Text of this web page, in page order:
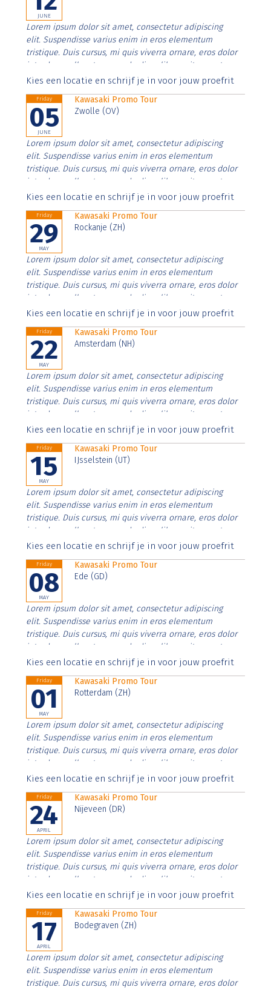
JUNE
Lorem ipsum dolor sit amet, consectetur adipiscing
elit. Suspendisse varius enim in eros elementum
tristique. Duis cursus, mi quis viverra ornare, eros dolor
interdum nulla, ut commodo diam libero vitae erat.
Aenean faucibus nibh et justo cursus id rutrum lorem
Kies een locatie en schrijf je in voor jouw proefrit
Friday
05
JUNE
Kawasaki Promo Tour
Zwolle (OV)
Lorem ipsum dolor sit amet, consectetur adipiscing
elit. Suspendisse varius enim in eros elementum
tristique. Duis cursus, mi quis viverra ornare, eros dolor
interdum nulla, ut commodo diam libero vitae erat.
Aenean faucibus nibh et justo cursus id rutrum lorem
Kies een locatie en schrijf je in voor jouw proefrit
Friday
29
MAY
Kawasaki Promo Tour
Rockanje (ZH)
Lorem ipsum dolor sit amet, consectetur adipiscing
elit. Suspendisse varius enim in eros elementum
tristique. Duis cursus, mi quis viverra ornare, eros dolor
interdum nulla, ut commodo diam libero vitae erat.
Aenean faucibus nibh et justo cursus id rutrum lorem
Kies een locatie en schrijf je in voor jouw proefrit
Friday
22
MAY
Kawasaki Promo Tour
Amsterdam (NH)
Lorem ipsum dolor sit amet, consectetur adipiscing
elit. Suspendisse varius enim in eros elementum
tristique. Duis cursus, mi quis viverra ornare, eros dolor
interdum nulla, ut commodo diam libero vitae erat.
Aenean faucibus nibh et justo cursus id rutrum lorem
Kies een locatie en schrijf je in voor jouw proefrit
Friday
15
MAY
Kawasaki Promo Tour
IJsselstein (UT)
Lorem ipsum dolor sit amet, consectetur adipiscing
elit. Suspendisse varius enim in eros elementum
tristique. Duis cursus, mi quis viverra ornare, eros dolor
interdum nulla, ut commodo diam libero vitae erat.
Aenean faucibus nibh et justo cursus id rutrum lorem
Kies een locatie en schrijf je in voor jouw proefrit
Friday
08
MAY
Kawasaki Promo Tour
Ede (GD)
Lorem ipsum dolor sit amet, consectetur adipiscing
elit. Suspendisse varius enim in eros elementum
tristique. Duis cursus, mi quis viverra ornare, eros dolor
interdum nulla, ut commodo diam libero vitae erat.
Aenean faucibus nibh et justo cursus id rutrum lorem
Kies een locatie en schrijf je in voor jouw proefrit
Friday
01
MAY
Kawasaki Promo Tour
Rotterdam (ZH)
Lorem ipsum dolor sit amet, consectetur adipiscing
elit. Suspendisse varius enim in eros elementum
tristique. Duis cursus, mi quis viverra ornare, eros dolor
interdum nulla, ut commodo diam libero vitae erat.
Aenean faucibus nibh et justo cursus id rutrum lorem
Kies een locatie en schrijf je in voor jouw proefrit
Friday
24
APRIL
Kawasaki Promo Tour
Nijeveen (DR)
Lorem ipsum dolor sit amet, consectetur adipiscing
elit. Suspendisse varius enim in eros elementum
tristique. Duis cursus, mi quis viverra ornare, eros dolor
interdum nulla, ut commodo diam libero vitae erat.
Aenean faucibus nibh et justo cursus id rutrum lorem
Kies een locatie en schrijf je in voor jouw proefrit
Friday
17
APRIL
Kawasaki Promo Tour
Bodegraven (ZH)
Lorem ipsum dolor sit amet, consectetur adipiscing
elit. Suspendisse varius enim in eros elementum
tristique. Duis cursus, mi quis viverra ornare, eros dolor